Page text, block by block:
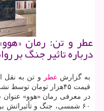
عطر و تن: رمان
درباره تاثیر جنگ بر
به گزارش عطر
قیمت ۴۵هزار تومان توسط نشر نشانه انتشار یافته است.
در معرفی رمان «هوو»
۶۰ شمسی، جنگ و تأثیراتش